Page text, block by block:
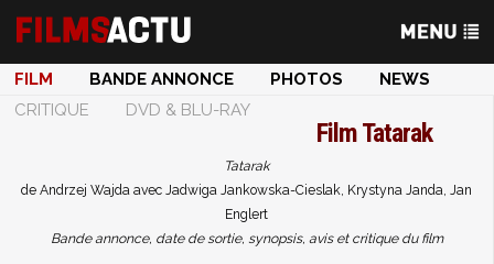
FILM BANDE ANNONCE PHOTOS
NEWS
CRITIQUE
DVD & BLU-RAY
FilmTatarak
Tatarak
de Andrzej Wajda avec Jadwiga Jankowska-Cieslak, Krystyna Janda, Jan
Englert
Bande annonce, date de sortie, synopsis, avis et critique du film